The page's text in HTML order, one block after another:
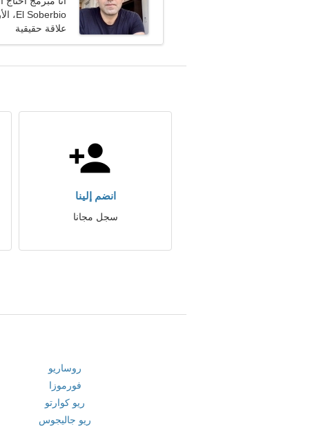
El Soberbio، الأرجنتين
علاقة حقيقية
انضم إلينا
سجل مجانا
روساريو
فورموزا
ريو كوارتو
ريو جاليجوس